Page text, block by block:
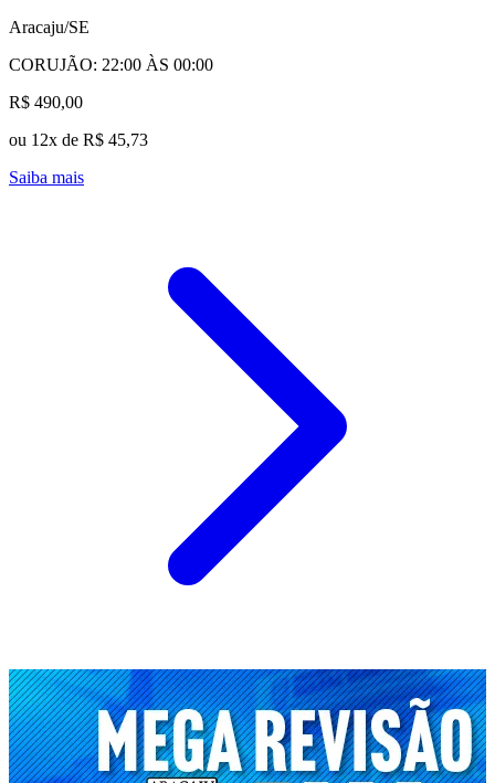
Aracaju/SE
CORUJÃO: 22:00 ÀS 00:00
R$ 490,00
ou 12x de R$ 45,73
Saiba mais